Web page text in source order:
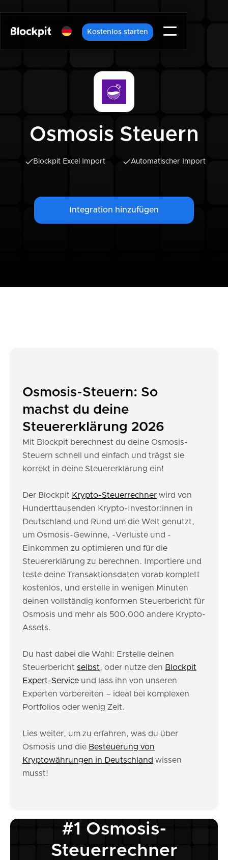
Kostenlos starten
Osmosis Steuern
Blockpit Excel Import Automatischer Import
Integration hinzufügen
Osmosis-Steuern: So
machst du deine
Steuererklärung 2026
Mit Blockpit berechnest du deine Osmosis-
Steuern schnell und einfach und trägst sie
korrekt in deine Steuererklärung ein!
Der Blockpit Krypto-Steuerrechner wird von
Hunderttausenden Krypto-Investor:innen in
Deutschland und Rund um die Welt genutzt,
um Osmosis-Gewinne, -Verluste und -
Einkommen zu optimieren und für die
Steuererklärung zu berechnen. Importiere und
teste deine Transaktionsdaten vorab komplett
kostenlos, und erstelle in wenigen Minuten
deinen vollständig konformen Steuerbericht für
Osmosis und mehr als 500.000 andere Krypto-
Assets.
Du hast dabei die Wahl: Erstelle deinen
Steuerbericht selbst, oder nutze den Blockpit
Expert-Service und lass ihn von unseren
Experten vorbereiten – ideal bei komplexen
Portfolios oder wenig Zeit.
Lies weiter, um zu erfahren, was du über
Osmosis und die Besteuerung von
Kryptowährungen in Deutschland wissen
musst!
#1 Osmosis-
Steuerrechner